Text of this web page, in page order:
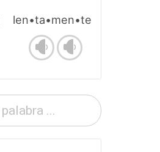
len•ta•men•te